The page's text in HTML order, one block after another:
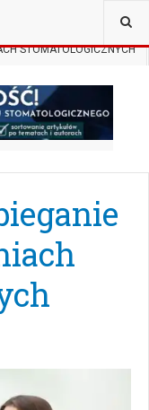
LECZENIE PACJENTÓW
STOMATOLOGICZNYCH